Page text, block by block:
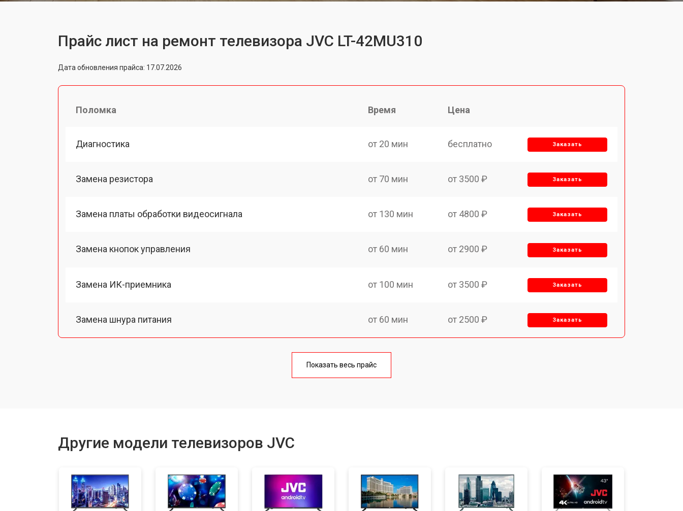
Прайс лист на ремонт телевизора JVC LT-42MU310
Дата обновления прайса: 17.07.2026
Поломка Время Цена
Диагностика от 20 мин бесплатно Заказать
Замена резистора от 70 мин от 3500 ₽ Заказать
Замена платы обработки видеосигнала от 130 мин от 4800 ₽ Заказать
Замена кнопок управления от 60 мин от 2900 ₽ Заказать
Замена ИК-приемника от 100 мин от 3500 ₽ Заказать
Замена шнура питания от 60 мин от 2500 ₽ Заказать
от 90 мин
Замена модуля Wi-Fi от 70 мин от 3500 ₽ Заказать
Показать весь прайс
Другие модели телевизоров JVC